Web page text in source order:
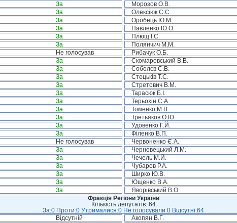
За Морозов О.В.
За Олексіюк С.С.
За Оробець Ю.М.
За Павленко Ю.О.
За Плющ І.С.
За Полянчич М.М.
Не голосував Рибачук О.Б.
За Скомаровський В.В.
За Соболєв С.В.
За Стецьків Т.С.
За Стретович В.М.
За Тарасюк Б.І.
За Терьохін С.А.
За Томенко М.В.
За Третьяков О.Ю.
За Удовенко Г.Й.
За Філенко В.П.
Не голосував Червоненко Є.А.
За Черновецький Л.М.
За Чечель М.Й.
За Чубаров Р.А.
За Ширко Ю.В.
За Ющенко В.А.
За Яворівський В.О.
Фракція Регіони України
Кількість депутатів: 64
За:0 Проти:0 Утрималися:0 Не голосували:0 Відсутні:64
Відсутній Акопян В.Г.